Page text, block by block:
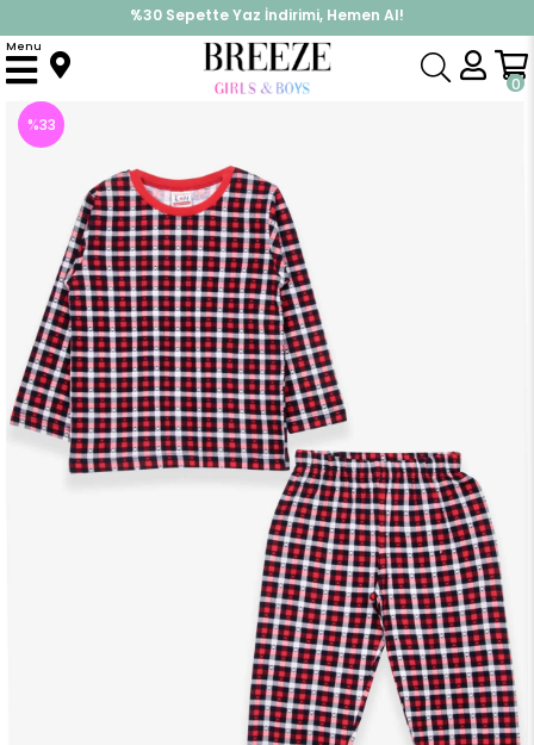
%30 Sepette Yaz İndirimi, Hemen Al!
İndirimlere ek %10 İndirimi Kap, Hemen Üye Ol!
0
Menu
Anasayfa Pijama & İç Giyim ERKEK Pijama Takımı
%33